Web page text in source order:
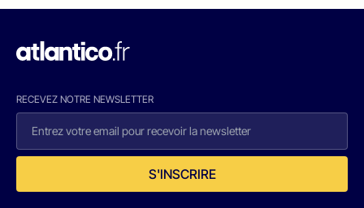
RECEVEZ NOTRE NEWSLETTER
S'INSCRIRE